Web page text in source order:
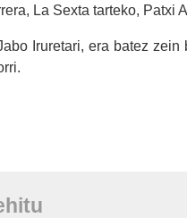
La Sexta tarteko, Patxi
Iruretari, era batez